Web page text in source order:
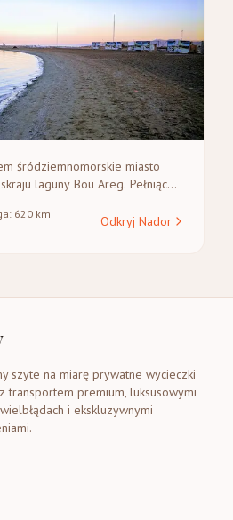
śródziemnomorskie miasto
laguny Bou Areg. Pełniąc
z Hiszpanii lub przez
oferuje malowniczą
: 620 km
Odkryj Nador
szyte na miarę prywatne wycieczki
transportem premium, luksusowymi
i ekskluzywnymi